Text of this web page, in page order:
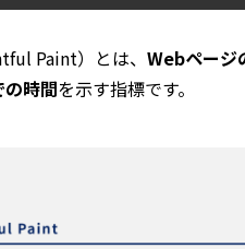
Paint）とは、 Webページ
時間を示す指標です。